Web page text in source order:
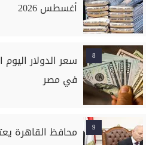
أغسطس 2026
8
في مصر
9
محافظ القاهرة